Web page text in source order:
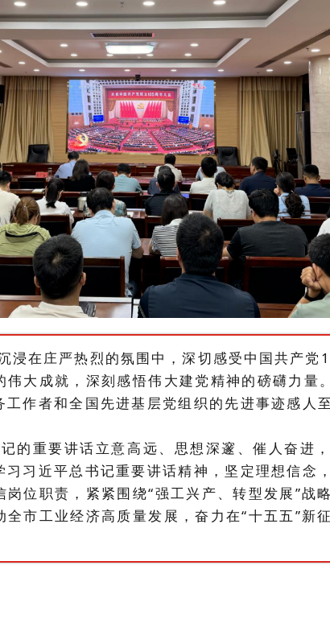
浸在庄严热烈的氛围中，深切感受中国共产党
大成就，深刻感悟伟大建党精神的磅礴力量
作者和全国先进基层党组织的先进事迹感人
的重要讲话立意高远、思想深邃、催人奋进
习近平总书记重要讲话精神，坚定理想信念
岗位职责，紧紧围绕“强工兴产、转型发展”战
市工业经济高质量发展，奋力在“十五五”新